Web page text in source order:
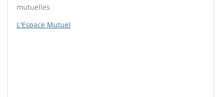
mutuelles
L'Espace Mutuel